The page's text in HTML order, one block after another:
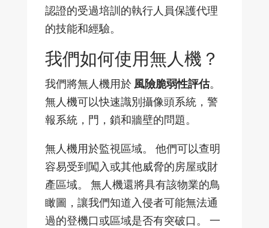
認證的受過培訓的執行人員保護代理
的技能和經驗。
我們如何使用無人機？
我們將無人機用於 風險脆弱性評估。
無人機可以快速識別攝像頭系統，警
報系統，門，鎖和牆壁的問題。
無人機用於監視區域。 他們可以查明
容易受到闖入或其他威脅的房屋或財
產區域。 無人機還將具有該物業的鳥
瞰圖，讓我們知道入侵者可能無法通
過的登機口或區域是否有突破口。 一